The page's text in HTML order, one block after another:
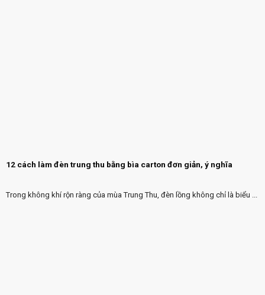
12 cách làm đèn trung thu bằng bìa carton đơn giản, ý nghĩa
Trong không khí rộn ràng của mùa Trung Thu, đèn lồng không chỉ là biểu ...